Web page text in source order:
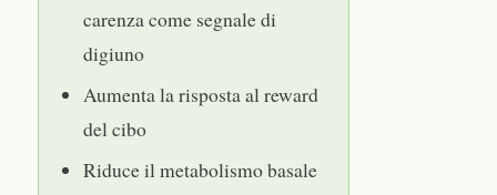
carenza come segnale di
digiuno
Aumenta la risposta al reward
del cibo
Riduce il metabolismo basale